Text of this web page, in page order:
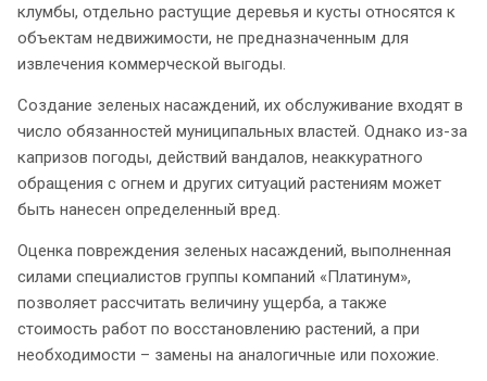
клумбы, отдельно растущие деревья и кусты относятся к
объектам недвижимости, не предназначенным для
извлечения коммерческой выгоды.
Создание зеленых насаждений, их обслуживание входят в
число обязанностей муниципальных властей. Однако из-за
капризов погоды, действий вандалов, неаккуратного
обращения с огнем и других ситуаций растениям может
быть нанесен определенный вред.
Оценка повреждения зеленых насаждений, выполненная
силами специалистов группы компаний «Платинум»,
позволяет рассчитать величину ущерба, а также
стоимость работ по восстановлению растений, а при
необходимости – замены на аналогичные или похожие.